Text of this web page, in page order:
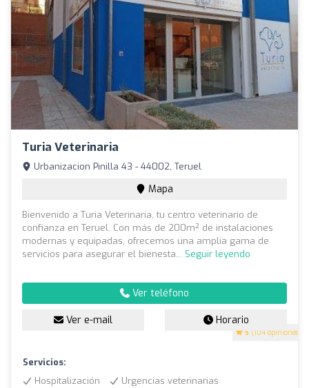
Turia Veterinaria
5 (104 opiniones)
Urbanizacion Pinilla 43 - 44002, Teruel
Mapa
Bienvenido a Turia Veterinaria, tu centro veterinario de
confianza en Teruel. Con más de 200m² de instalaciones
modernas y equipadas, ofrecemos una amplia gama de
servicios para asegurar el bienesta... Seguir leyendo
Ver teléfono
Ver e-mail Horario
Servicios:
Hospitalización
Urgencias veterinarias